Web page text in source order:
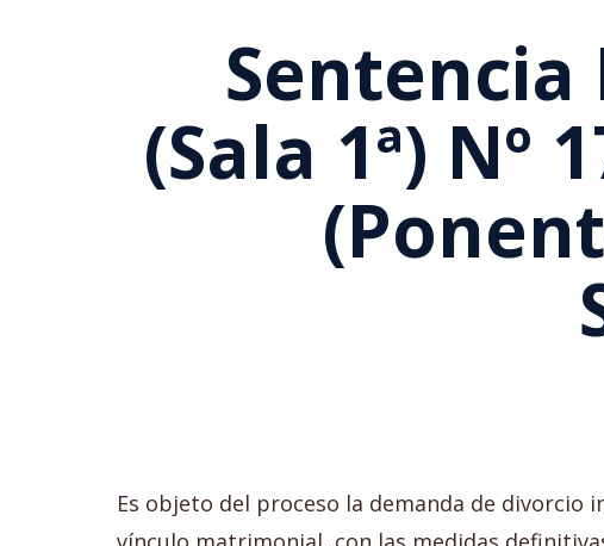
(Sala 1ª) Nº
Es objeto del proceso la demanda de